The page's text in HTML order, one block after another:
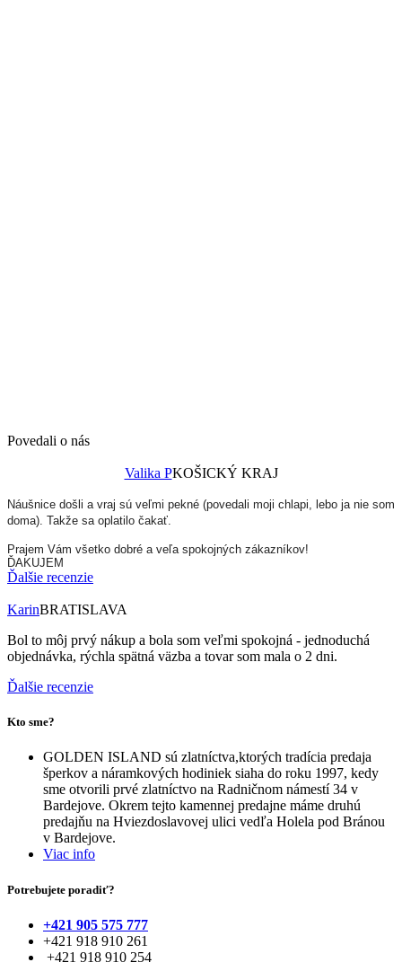
Povedali o nás
Valika PKOŠICKÝ KRAJ
Náušnice došli a vraj sú veľmi pekné (povedali moji chlapi, lebo ja nie som
doma). Takže sa oplatilo čakať.
Prajem Vám všetko dobré a veľa spokojných zákazníkov!
ĎAKUJEM
Ďalšie recenzie
KarinBRATISLAVA
Bol to môj prvý nákup a bola som veľmi spokojná - jednoduchá
objednávka, rýchla spätná väzba a tovar som mala o 2 dni.
Ďalšie recenzie
Kto sme?
GOLDEN ISLAND sú zlatníctva,ktorých tradícia predaja
šperkov a náramkových hodiniek siaha do roku 1997, kedy
sme otvorili prvé zlatníctvo na Radničnom námestí 34 v
Bardejove. Okrem tejto kamennej predajne máme druhú
predajňu na Hviezdoslavovej ulici vedľa Holela pod Bránou
v Bardejove.
Viac info
Potrebujete poradiť?
+421 905 575 777
+421 918 910 261
+421 918 910 254